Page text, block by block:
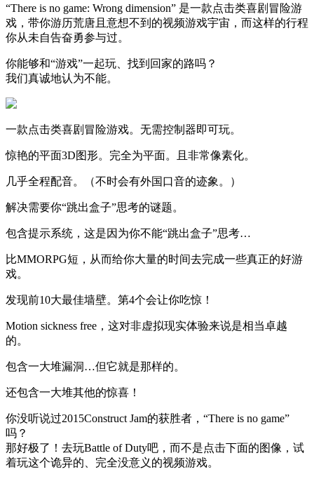
“There is no game: Wrong dimension” 是一款点击类喜剧冒险游
戏，带你游历荒唐且意想不到的视频游戏宇宙，而这样的行程
你从未自告奋勇参与过。
你能够和“游戏”一起玩、找到回家的路吗？
我们真诚地认为不能。
一款点击类喜剧冒险游戏。无需控制器即可玩。
惊艳的平面3D图形。完全为平面。且非常像素化。
几乎全程配音。（不时会有外国口音的迹象。）
解决需要你“跳出盒子”思考的谜题。
包含提示系统，这是因为你不能“跳出盒子”思考…
比MMORPG短，从而给你大量的时间去完成一些真正的好游
戏。
发现前10大最佳墙壁。第4个会让你吃惊！
Motion sickness free，这对非虚拟现实体验来说是相当卓越
的。
包含一大堆漏洞…但它就是那样的。
还包含一大堆其他的惊喜！
你没听说过2015Construct Jam的获胜者，“There is no game”
吗？
那好极了！去玩Battle of Duty吧，而不是点击下面的图像，试
着玩这个诡异的、完全没意义的视频游戏。